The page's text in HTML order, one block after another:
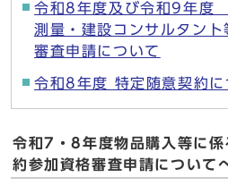
令和8年度及び令和9年度
測量・建設コンサルタン
審査申請について
令和8年度 特定随意契約に
令和7・8年度物品購入等に係
約参加資格審査申請について